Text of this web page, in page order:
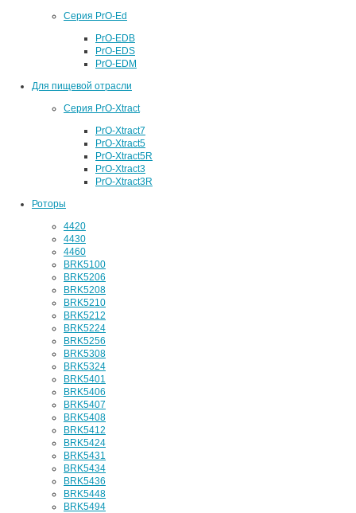
Серия PrO-Ed
PrO-EDB
PrO-EDS
PrO-EDM
Для пищевой отрасли
Серия PrO-Xtract
PrO-Xtract7
PrO-Xtract5
PrO-Xtract5R
PrO-Xtract3
PrO-Xtract3R
Роторы
4420
4430
4460
BRK5100
BRK5206
BRK5208
BRK5210
BRK5212
BRK5224
BRK5256
BRK5308
BRK5324
BRK5401
BRK5406
BRK5407
BRK5408
BRK5412
BRK5424
BRK5431
BRK5434
BRK5436
BRK5448
BRK5494